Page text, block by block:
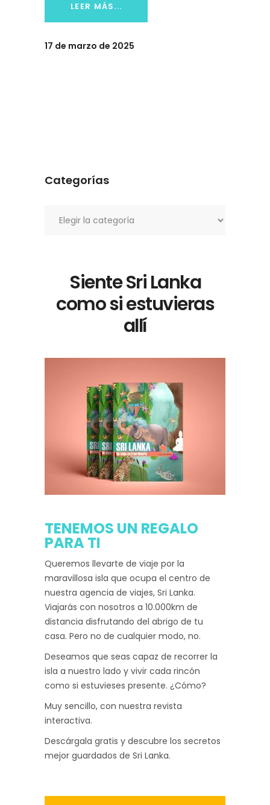
LEER MÁS...
17 de marzo de 2025
Categorías
Siente Sri Lanka
como si estuvieras
allí
TENEMOS UN REGALO
PARA TI
Queremos llevarte de viaje por la
maravillosa isla que ocupa el centro de
nuestra agencia de viajes, Sri Lanka.
Viajarás con nosotros a 10.000km de
distancia disfrutando del abrigo de tu
casa. Pero no de cualquier modo, no.
Deseamos que seas capaz de recorrer la
isla a nuestro lado y vivir cada rincón
como si estuvieses presente. ¿Cómo?
Muy sencillo, con nuestra revista
interactiva.
Descárgala gratis y descubre los secretos
mejor guardados de Sri Lanka.